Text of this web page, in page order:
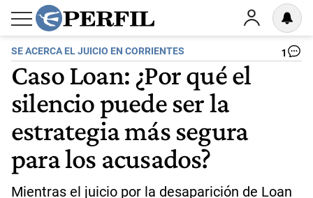
SE ACERCA EL JUICIO EN CORRIENTES 1
Caso Loan: ¿Por qué el
silencio puede ser la
estrategia más segura
para los acusados?
Mientras el juicio por la desaparición de Loan